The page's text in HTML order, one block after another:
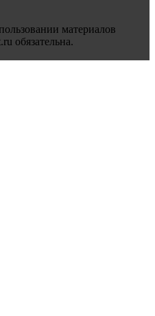
материалов
обязательна.